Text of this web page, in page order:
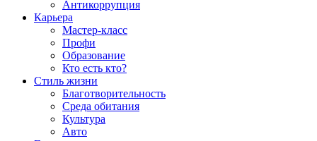
Антикоррупция
Карьера
Мастер-класс
Профи
Образование
Кто есть кто?
Стиль жизни
Благотворительность
Среда обитания
Культура
Авто